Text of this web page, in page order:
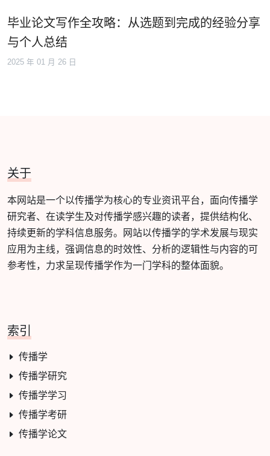
毕业论文写作全攻略：从选题到完成的经验分享
与个人总结
2025 年 01 月 26 日
关于
本网站是一个以传播学为核心的专业资讯平台，面向传播学
研究者、在读学生及对传播学感兴趣的读者，提供结构化、
持续更新的学科信息服务。网站以传播学的学术发展与现实
应用为主线，强调信息的时效性、分析的逻辑性与内容的可
参考性，力求呈现传播学作为一门学科的整体面貌。
索引
传播学
传播学研究
传播学学习
传播学考研
传播学论文